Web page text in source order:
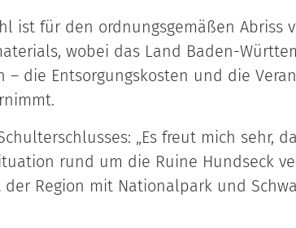
ist für den ordnungsgemäßen Abriss
wobei das Land Baden-
die Entsorgungskosten und die
„Es freut mich sehr,
rund um die Ruine Hundseck
Region mit Nationalpark und